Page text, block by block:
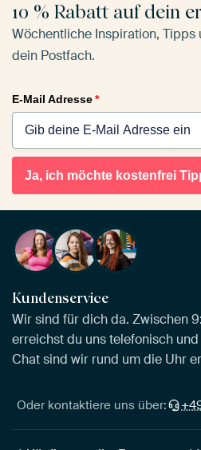
10 % Rabatt auf dein
Wöchentliche Inspiration,
dein Postfach.
E-Mail Adresse*
Ja, ich möchte kostenfrei
Kundenservice
Wir sind für dich da. Zwischen
erreichst du uns telefonisch
Chat sind wir rund um die Uhr
Oder kontaktiere uns über: